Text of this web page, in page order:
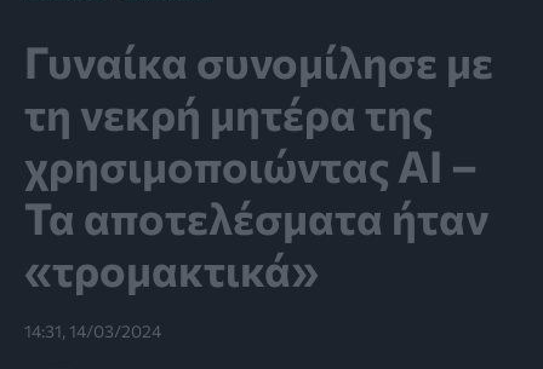
Γυναίκα συνομίλησε με
τη νεκρή μητέρα της
χρησιμοποιώντας ΑΙ –
Τα αποτελέσματα ήταν
«τρομακτικά»
14:31, 14/03/2024